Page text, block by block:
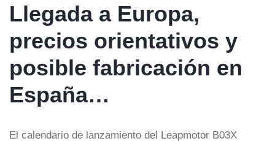
Llegada a Europa,
precios orientativos y
posible fabricación en
España…
El calendario de lanzamiento del Leapmotor B03X